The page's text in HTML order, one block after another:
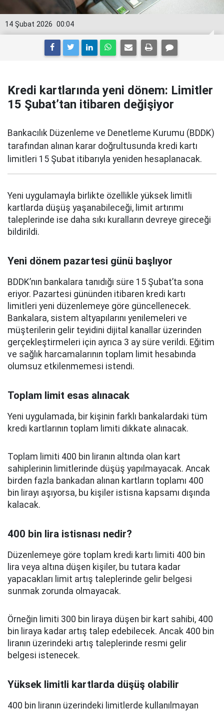
00:04
14 Şubat 2026
Kredi kartlarında yeni dönem: Limitler
15 Şubat’tan itibaren değişiyor
Bankacılık Düzenleme ve Denetleme Kurumu (BDDK)
tarafından alınan karar doğrultusunda kredi kartı
limitleri 15 Şubat itibarıyla yeniden hesaplanacak.
Yeni uygulamayla birlikte özellikle yüksek limitli
kartlarda düşüş yaşanabileceği, limit artırımı
taleplerinde ise daha sıkı kuralların devreye gireceği
bildirildi.
Yeni dönem pazartesi günü başlıyor
BDDK’nın bankalara tanıdığı süre 15 Şubat’ta sona
eriyor. Pazartesi gününden itibaren kredi kartı
limitleri yeni düzenlemeye göre güncellenecek.
Bankalara, sistem altyapılarını yenilemeleri ve
müşterilerin gelir teyidini dijital kanallar üzerinden
gerçekleştirmeleri için ayrıca 3 ay süre verildi. Eğitim
ve sağlık harcamalarının toplam limit hesabında
olumsuz etkilenmemesi istendi.
Toplam limit esas alınacak
Yeni uygulamada, bir kişinin farklı bankalardaki tüm
kredi kartlarının toplam limiti dikkate alınacak.
Toplam limiti 400 bin liranın altında olan kart
sahiplerinin limitlerinde düşüş yapılmayacak. Ancak
birden fazla bankadan alınan kartların toplamı 400
bin lirayı aşıyorsa, bu kişiler istisna kapsamı dışında
kalacak.
400 bin lira istisnası nedir?
Düzenlemeye göre toplam kredi kartı limiti 400 bin
lira veya altına düşen kişiler, bu tutara kadar
yapacakları limit artış taleplerinde gelir belgesi
sunmak zorunda olmayacak.
Örneğin limiti 300 bin liraya düşen bir kart sahibi, 400
bin liraya kadar artış talep edebilecek. Ancak 400 bin
liranın üzerindeki artış taleplerinde resmi gelir
belgesi istenecek.
Yüksek limitli kartlarda düşüş olabilir
400 bin liranın üzerindeki limitlerde kullanılmayan